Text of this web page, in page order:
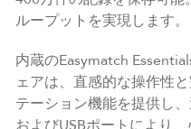
ループットを実現します。
内蔵のEasymatch
ェアは、直感的な操作性
テーション機能を提供し